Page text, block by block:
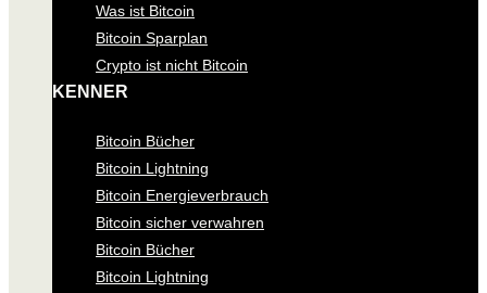
Was ist Bitcoin
Bitcoin Sparplan
Crypto ist nicht Bitcoin
KENNER
Bitcoin Bücher
Bitcoin Lightning
Bitcoin Energieverbrauch
Bitcoin sicher verwahren
Bitcoin Bücher
Bitcoin Lightning